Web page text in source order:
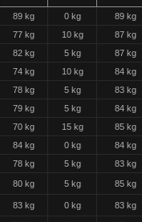
89 kg 0 kg
89 kg
77 kg 10 kg
87 kg
82 kg 5 kg
87 kg
74 kg 10 kg
84 kg
78 kg 5 kg
83 kg
79 kg 5 kg
84 kg
70 kg 15 kg
85 kg
84 kg 0 kg
84 kg
78 kg 5 kg 83 kg
80 kg 5 kg 85 kg
83 kg 0 kg 83 kg